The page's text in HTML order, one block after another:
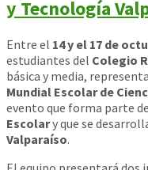
y Tecnología
Entre el 14 y el 17 de
estudiantes del Colegio
básica y media,
Mundial Escolar de
evento que forma parte
Escolary que se
Valparaíso.